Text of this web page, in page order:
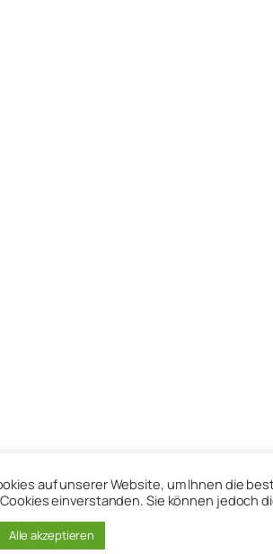
auf unserer Website, um Ihnen die
einverstanden. Sie können jedoch
Alle akzeptieren